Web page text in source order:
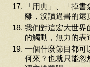
「用典」、「掉
離，沒讀過書的還
我們對這宏大世界
的觸動，無力的表
一個什麼節目都可
何來？也就只能忽